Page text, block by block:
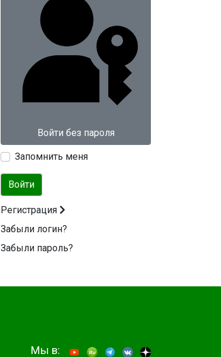
Войти без пароля
Запомнить меня
Войти
Регистрация
Забыли логин?
Забыли пароль?
Мы в: